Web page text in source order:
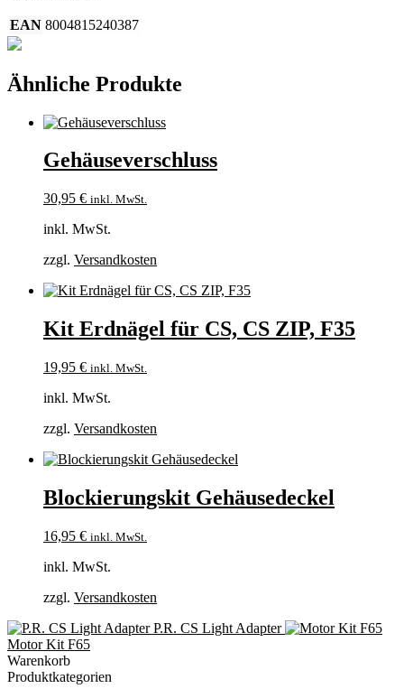
EAN 8004815240387
Ähnliche Produkte
Gehäuseverschluss
30,95 € inkl. MwSt.
inkl. MwSt.
zzgl. Versandkosten
Kit Erdnägel für CS, CS ZIP, F35
19,95 € inkl. MwSt.
inkl. MwSt.
zzgl. Versandkosten
Blockierungskit Gehäusedeckel
16,95 € inkl. MwSt.
inkl. MwSt.
zzgl. Versandkosten
P.R. CS Light Adapter
Motor Kit F65
Warenkorb
Produktkategorien